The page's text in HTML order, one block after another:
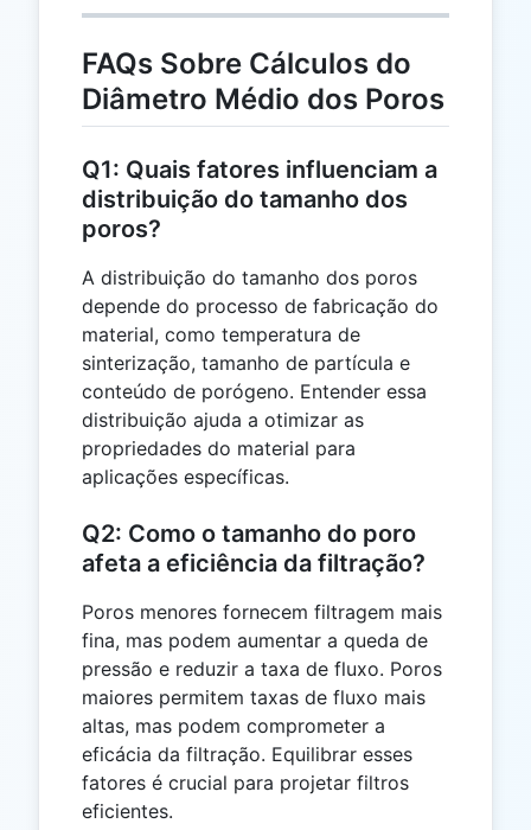
FAQs Sobre Cálculos do
Diâmetro Médio dos Poros
Q1: Quais fatores influenciam a
distribuição do tamanho dos
poros?
A distribuição do tamanho dos poros
depende do processo de fabricação do
material, como temperatura de
sinterização, tamanho de partícula e
conteúdo de porógeno. Entender essa
distribuição ajuda a otimizar as
propriedades do material para
aplicações específicas.
Q2: Como o tamanho do poro
afeta a eficiência da filtração?
Poros menores fornecem filtragem mais
fina, mas podem aumentar a queda de
pressão e reduzir a taxa de fluxo. Poros
maiores permitem taxas de fluxo mais
altas, mas podem comprometer a
eficácia da filtração. Equilibrar esses
fatores é crucial para projetar filtros
eficientes.